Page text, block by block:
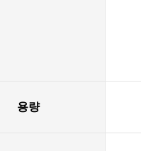
용량